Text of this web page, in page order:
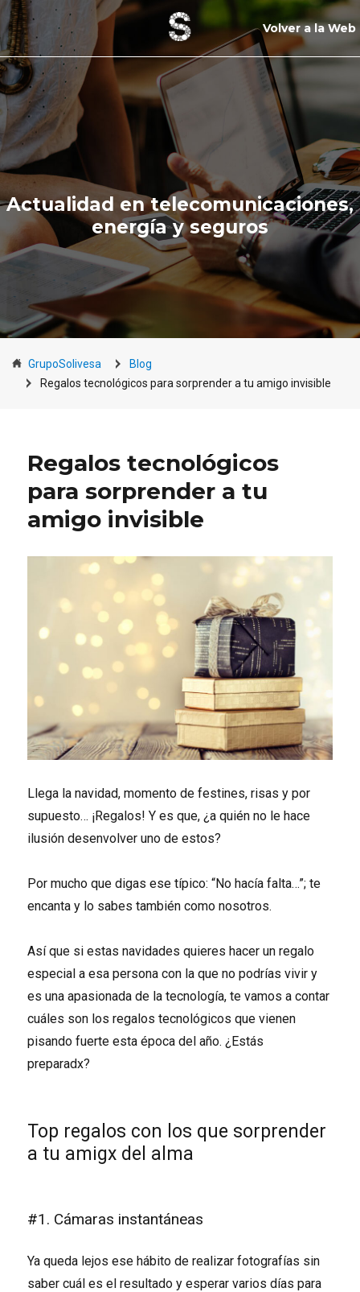
Volver a la Web
Actualidad en telecomunicaciones,
energía y seguros
GrupoSolivesa
Blog
Regalos tecnológicos para sorprender a tu amigo invisible
Regalos tecnológicos
para sorprender a tu
amigo invisible
Llega la navidad, momento de festines, risas y por
supuesto… ¡Regalos! Y es que, ¿a quién no le hace
ilusión desenvolver uno de estos?
Por mucho que digas ese típico: “No hacía falta…”; te
encanta y lo sabes también como nosotros.
Así que si estas navidades quieres hacer un regalo
especial a esa persona con la que no podrías vivir y
es una apasionada de la tecnología, te vamos a contar
cuáles son los regalos tecnológicos que vienen
pisando fuerte esta época del año. ¿Estás
preparadx?
Top regalos con los que sorprender
a tu amigx del alma
#1. Cámaras instantáneas
Ya queda lejos ese hábito de realizar fotografías sin
saber cuál es el resultado y esperar varios días para